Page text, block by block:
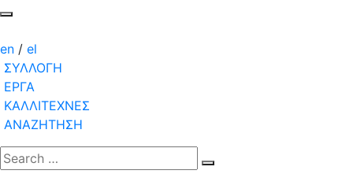
en / el
ΣΥΛΛΟΓΗ
ΕΡΓΑ
ΚΑΛΛΙΤΕΧΝΕΣ
ΑΝΑΖΗΤΗΣΗ